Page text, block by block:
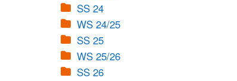
SS 24
WS 24/25
SS 25
WS 25/26
SS 26